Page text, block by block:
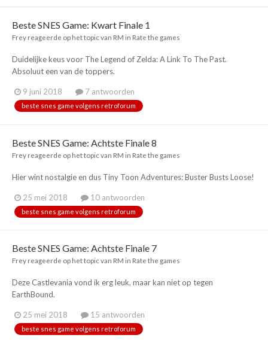
Beste SNES Game: Kwart Finale 1
Frey reageerde op het topic van RM in Rate the games
Duidelijke keus voor The Legend of Zelda: A Link To The Past.
Absoluut een van de toppers.
9 juni 2018 7 antwoorden
beste snes game volgens retroforum
Beste SNES Game: Achtste Finale 8
Frey reageerde op het topic van RM in Rate the games
Hier wint nostalgie en dus Tiny Toon Adventures: Buster Busts Loose!
25 mei 2018 10 antwoorden
beste snes game volgens retroforum
Beste SNES Game: Achtste Finale 7
Frey reageerde op het topic van RM in Rate the games
Deze Castlevania vond ik erg leuk, maar kan niet op tegen
EarthBound.
25 mei 2018 15 antwoorden
beste snes game volgens retroforum